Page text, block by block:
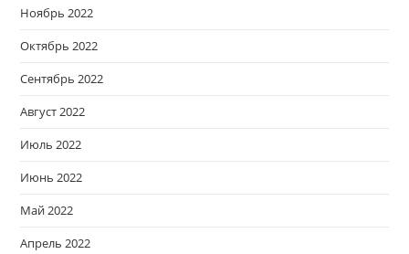
Ноябрь 2022
Октябрь 2022
Сентябрь 2022
Август 2022
Июль 2022
Июнь 2022
Май 2022
Апрель 2022